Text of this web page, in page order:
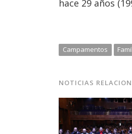
hace 29 años
Campamentos
NOTICIAS